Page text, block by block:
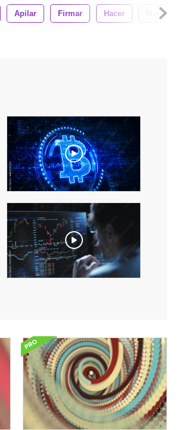
Apilar Firmar Hacer Metal